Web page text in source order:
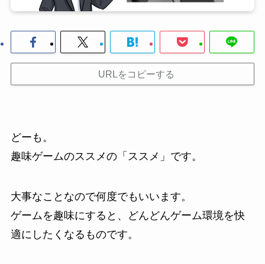
URLをコピーする
どーも。
趣味ゲームのススメの「ススメ」です。
大事なことなので何度でもいいます。
ゲームを趣味にすると、どんどんゲーム環境を快
適にしたくなるものです。